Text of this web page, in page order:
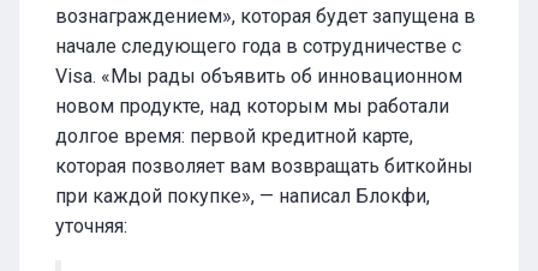
вознаграждением», которая будет запущена в
начале следующего года в сотрудничестве с
Visa. «Мы рады объявить об инновационном
новом продукте, над которым мы работали
долгое время: первой кредитной карте,
которая позволяет вам возвращать биткойны
при каждой покупке», — написал Блокфи,
уточняя: